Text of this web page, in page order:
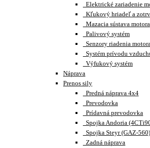
Elektrické zariadenie
Kľukový hriadeľ a
Mazacia sústava motora
Palivový systém
Senzory riadenia
Systém prívodu
Výfukový systém
Náprava
Prenos sily
Predná náprava 4x4
Prevodovka
Prídavná prevodovka
Spojka Andoria
Spojka Steyr (GAZ-560)
Zadná náprava